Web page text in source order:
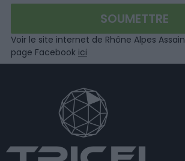
Voir le site internet de Rhône Alpes
page Facebook ici